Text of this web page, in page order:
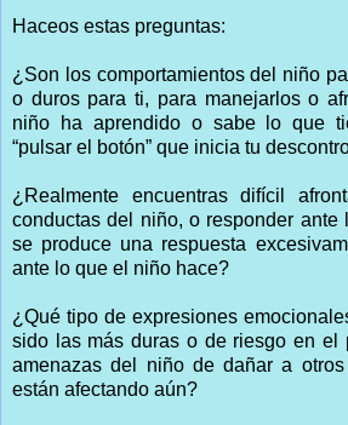
Haceos estas preguntas:
¿Son los comportamientos del niño
o duros para ti, para manejarlos o
niño ha aprendido o sabe lo que
“pulsar el botón” que inicia tu
¿Realmente encuentras difícil
conductas del niño, o responder ante
se produce una respuesta
ante lo que el niño hace?
¿Qué tipo de expresiones
sido las más duras o de riesgo en el
amenazas del niño de dañar a
están afectando aún?